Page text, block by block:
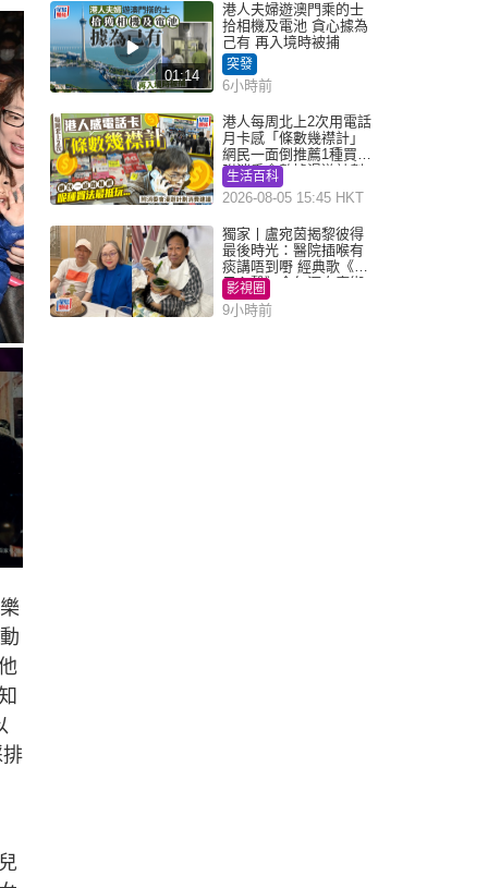
01:14
港人夫婦遊澳門乘的士
拾相機及電池 貪心據為
己有 再入境時被捕
突發
6小時前
港人每周北上2次用電話
月卡感「條數幾襟計」
網民一面倒推薦1種買法
附消委會數據漫遊計劃
消費提示
生活百科
2026-08-05 15:45 HKT
獨家丨盧宛茵揭黎彼得
最後時光：醫院插喉有
痰講唔到嘢 經典歌《浪
子心聲》金句源自廟街
睇相佬
影視圈
9小時前